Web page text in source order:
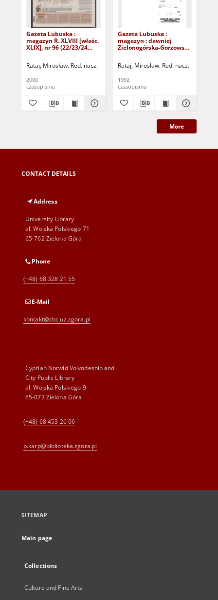
Gazeta Lubuska :
magazyn R. XLVIII [właśc.
XLIX], nr 96 (22/23/24
Rataj, Mirosław. Red. nacz.
2000
czasopisma
Gazeta Lubuska :
magazyn : dawniej
Zielonogórska-Gorzowska
1992). - Wyd. 1
Rataj, Mirosław. Red. nacz.
1992
czasopisma
More
CONTACT DETAILS
Address
University Library
al. Wojska Polskiego 71
65-762 Zielona Góra
Phone
(+48) 68 328 21 55
E-Mail
kontakt@zbc.uz.zgora.pl
Cyprian Norwid Voivodeship and
City Public Library
al. Wojska Polskiego 9
65-077 Zielona Góra
(+48) 68 453 26 06
p.karp@biblioteka.zgora.pl
SITEMAP
Main page
Collections
Culture and Fine Arts